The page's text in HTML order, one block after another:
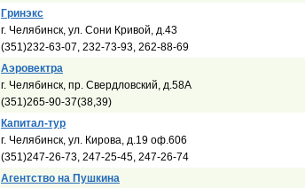
Гринэкс
г. Челябинск, ул. Сони Кривой, д.43
(351)232-63-07, 232-73-93, 262-88-69
Аэровектра
г. Челябинск, пр. Свердловский, д.58А
(351)265-90-37(38,39)
Капитал-тур
г. Челябинск, ул. Кирова, д.19 оф.606
(351)247-26-73, 247-25-45, 247-26-74
Агентство на Пушкина